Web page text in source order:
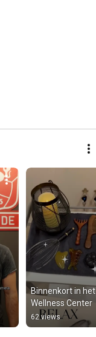
Binnenkort in het
Wellness Center
62 views